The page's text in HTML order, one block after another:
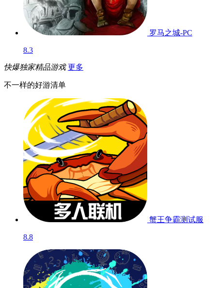
罗马之城-PC
8.3
快爆独家精品游戏 更多
不一样的好游清单
蟹王争霸测试服
8.8